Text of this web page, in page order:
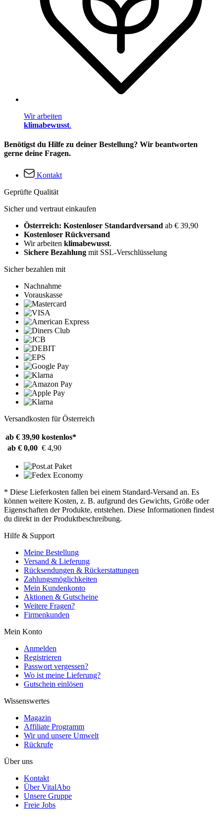
Wir arbeiten
klimabewusst.
Benötigst du Hilfe zu deiner Bestellung? Wir beantworten
gerne deine Fragen.
Kontakt
Geprüfte Qualität
Sicher und vertraut einkaufen
Österreich: Kostenloser Standardversand ab € 39,90
Kostenloser Rückversand
Wir arbeiten klimabewusst.
Sichere Bezahlung mit SSL-Verschlüsselung
Sicher bezahlen mit
Nachnahme
Vorauskasse
Versandkosten für Österreich
ab € 39,90 kostenlos*
ab € 0,00 € 4,90
* Diese Lieferkosten fallen bei einem Standard-Versand an. Es
können weitere Kosten, z. B. aufgrund des Gewichts, Größe oder
Eigenschaften der Produkte, entstehen. Diese Informationen findest
du direkt in der Produktbeschreibung.
Hilfe & Support
Meine Bestellung
Versand & Lieferung
Rücksendungen & Rückerstattungen
Zahlungsmöglichkeiten
Mein Kundenkonto
Aktionen & Gutscheine
Weitere Fragen?
Firmenkunden
Mein Konto
Anmelden
Registrieren
Passwort vergessen?
Wo ist meine Lieferung?
Gutschein einlösen
Wissenswertes
Magazin
Affiliate Programm
Wir und unsere Umwelt
Rückrufe
Über uns
Kontakt
Über VitalAbo
Unsere Gruppe
Freie Jobs